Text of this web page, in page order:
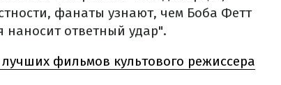
фанаты узнают, чем Боба Фетт
ответный удар".
фильмов культового режиссера